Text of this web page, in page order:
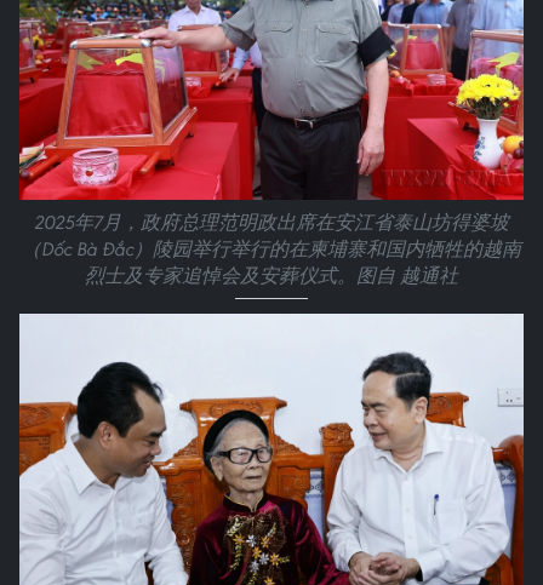
2025年7月，政府总理范明政出席在安江省泰山坊得婆坡
（Dốc Bà Đắc）陵园举行举行的在柬埔寨和国内牺牲的越南
烈士及专家追悼会及安葬仪式。图自 越通社